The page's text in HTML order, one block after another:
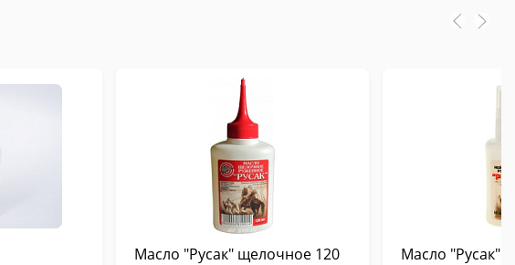
Масло "Русак" щелочное 120
Масло "Русак"